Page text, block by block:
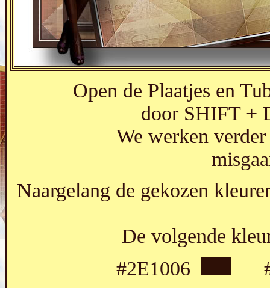
Open de Plaatjes en
door SHIFT +
We werken
Naargelang de gekozen
De volgende
#2E1006